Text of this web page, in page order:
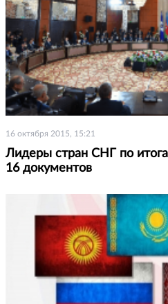
16 октября 2015, 15:21
Лидеры стран СНГ по
16 документов